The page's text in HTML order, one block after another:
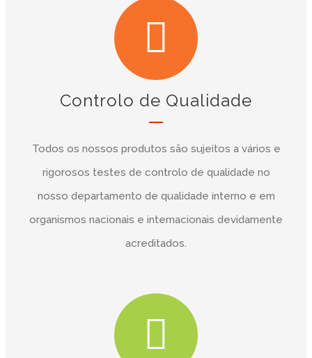
Controlo de Qualidade
Todos os nossos produtos são sujeitos a vários e
rigorosos testes de controlo de qualidade no
nosso departamento de qualidade interno e em
organismos nacionais e internacionais devidamente
acreditados.